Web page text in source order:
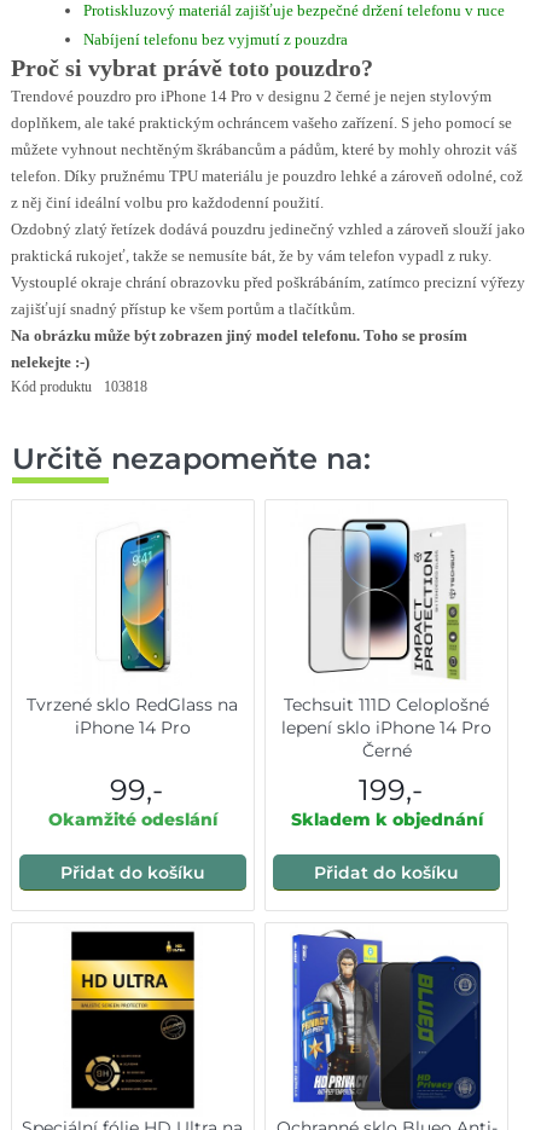
Protiskluzový materiál zajišťuje bezpečné držení telefonu v ruce
Nabíjení telefonu bez vyjmutí z pouzdra
Proč si vybrat právě toto pouzdro?
Trendové pouzdro pro iPhone 14 Pro v designu 2 černé je nejen stylovým
doplňkem, ale také praktickým ochráncem vašeho zařízení. S jeho pomocí se
můžete vyhnout nechtěným škrábancům a pádům, které by mohly ohrozit váš
telefon. Díky pružnému TPU materiálu je pouzdro lehké a zároveň odolné, což
z něj činí ideální volbu pro každodenní použití.
Ozdobný zlatý řetízek dodává pouzdru jedinečný vzhled a zároveň slouží jako
praktická rukojeť, takže se nemusíte bát, že by vám telefon vypadl z ruky.
Vystouplé okraje chrání obrazovku před poškrábáním, zatímco precizní výřezy
zajišťují snadný přístup ke všem portům a tlačítkům.
Na obrázku může být zobrazen jiný model telefonu. Toho se prosím
nelekejte :-)
Kód produktu 103818
Určitě nezapomeňte na:
Tvrzené sklo RedGlass na
iPhone 14 Pro
99,-
Okamžité odeslání
Přidat do košíku
Techsuit 111D Celoplošné
lepení sklo iPhone 14 Pro
Černé
199,-
Skladem k objednání
Přidat do košíku